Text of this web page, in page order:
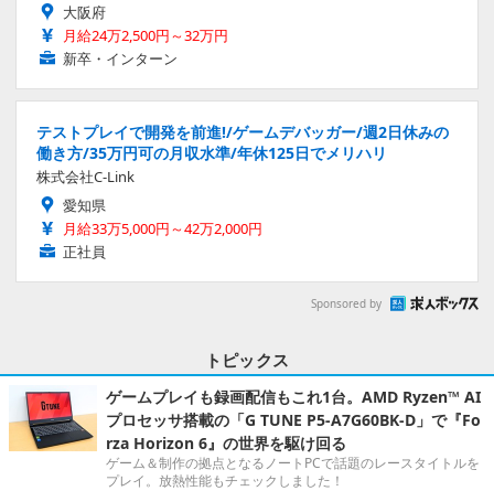
大阪府
月給24万2,500円～32万円
新卒・インターン
テストプレイで開発を前進!/ゲームデバッガー/週2日休みの
働き方/35万円可の月収水準/年休125日でメリハリ
株式会社C-Link
愛知県
月給33万5,000円～42万2,000円
正社員
Sponsored by
トピックス
ゲームプレイも録画配信もこれ1台。AMD Ryzen™ AI
プロセッサ搭載の「G TUNE P5-A7G60BK-D」で『Fo
rza Horizon 6』の世界を駆け回る
ゲーム＆制作の拠点となるノートPCで話題のレースタイトルを
プレイ。放熱性能もチェックしました！